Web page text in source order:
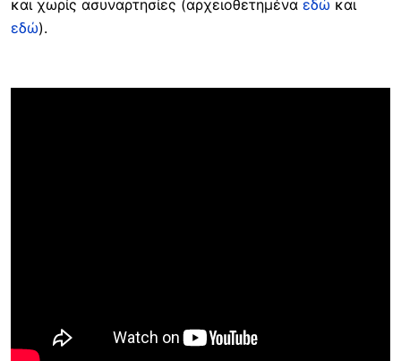
και χωρίς ασυναρτησίες (αρχειοθετημένα εδώ και
εδώ).